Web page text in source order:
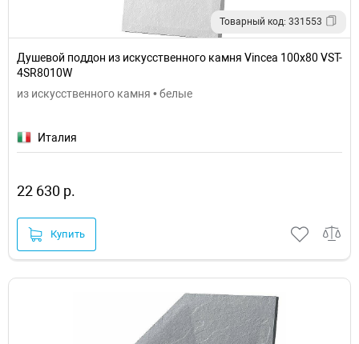
Товарный код: 331553
Душевой поддон из искусственного камня Vincea 100x80 VST-
4SR8010W
из искусственного камня • белые
Италия
22 630 р.
Купить